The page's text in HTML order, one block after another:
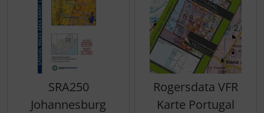
SRA250
Johannesburg
Rogersdata VFR
Karte Portugal